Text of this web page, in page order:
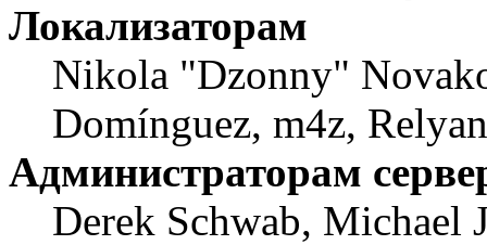
Локализаторам
Nikola "Dzonny"
Domínguez, m4z,
Администраторам
Derek Schwab,